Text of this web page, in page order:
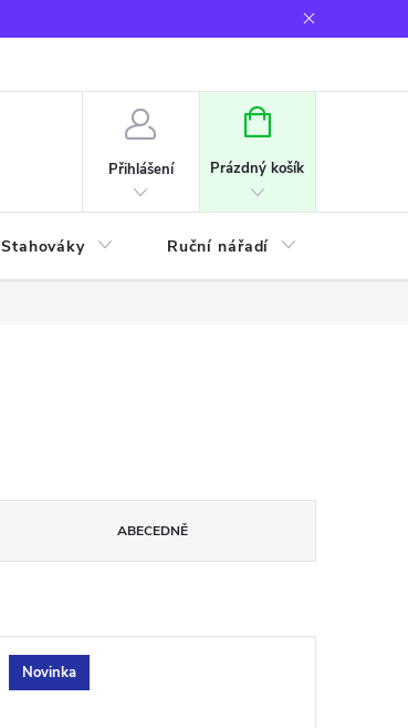
Přihlášení
NÁKUPNÍ
Prázdný košík
Stahováky Ruční nářadí
ABECEDNĚ
Novinka